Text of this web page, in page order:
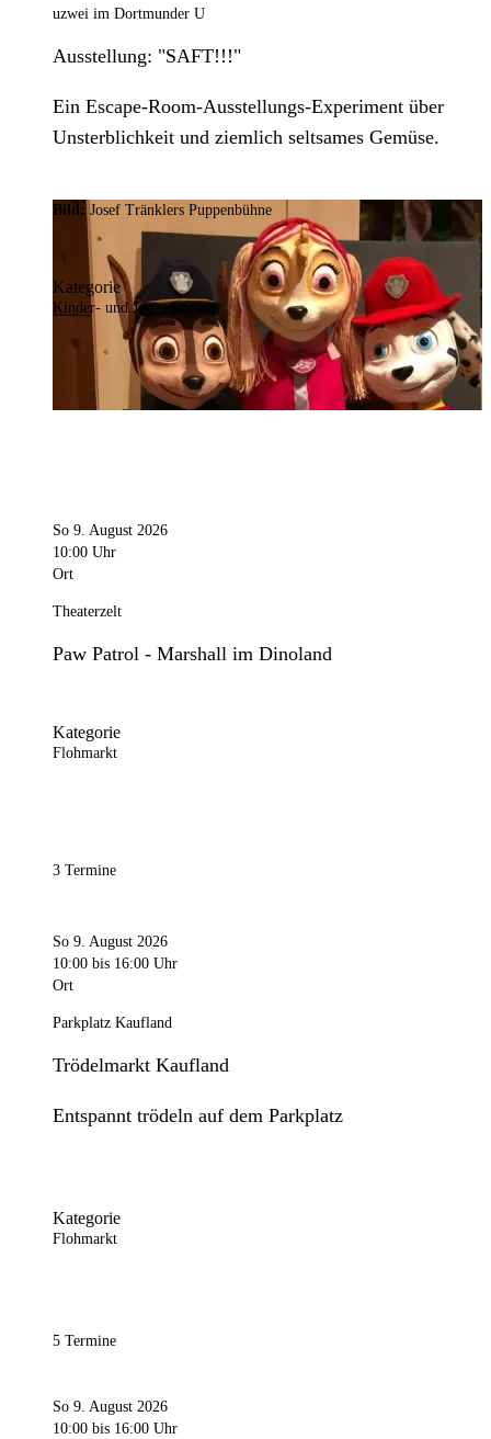
uzwei im Dortmunder U
Ausstellung: "SAFT!!!"
Ein Escape-Room-Ausstellungs-Experiment über
Unsterblichkeit und ziemlich seltsames Gemüse.
Bild:Josef Tränklers Puppenbühne
Kategorie
Kinder- und Jugendtheater
So 9. August 2026
10:00 Uhr
Ort
Theaterzelt
Paw Patrol - Marshall im Dinoland
Kategorie
Flohmarkt
3 Termine
So 9. August 2026
10:00 bis 16:00 Uhr
Ort
Parkplatz Kaufland
Trödelmarkt Kaufland
Entspannt trödeln auf dem Parkplatz
Kategorie
Flohmarkt
5 Termine
So 9. August 2026
10:00 bis 16:00 Uhr